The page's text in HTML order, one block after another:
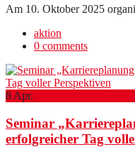
Am 10. Oktober 2025
aktion
0 comments
8 Apr.
Seminar
erfolgreicher Tag